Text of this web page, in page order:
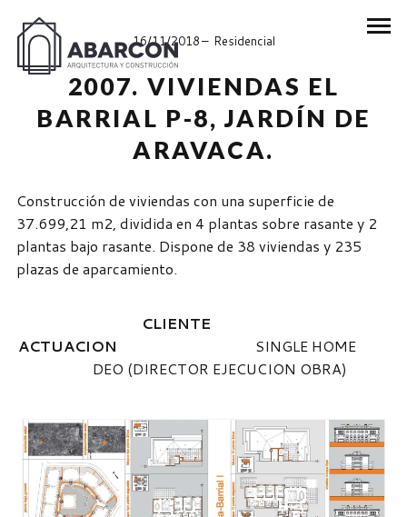
16/11/2018 Residencial
2007. VIVIENDAS EL
BARRIAL P-8, JARDÍN DE
ARAVACA.
Construcción de viviendas con una superficie de
37.699,21 m2, dividida en 4 plantas sobre rasante y 2
plantas bajo rasante. Dispone de 38 viviendas y 235
plazas de aparcamiento.
CLIENTE
ACTUACION SINGLE HOME
DEO (DIRECTOR EJECUCION OBRA)